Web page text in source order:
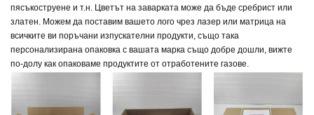
пясъкоструене и т.н. Цветът на заварката може да бъде сребрист или
златен. Можем да поставим вашето лого чрез лазер или матрица на
всичките ви поръчани изпускателни продукти, също така
персонализирана опаковка с вашата марка също добре дошли, вижте
по-долу как опаковаме продуктите от отработените газове.